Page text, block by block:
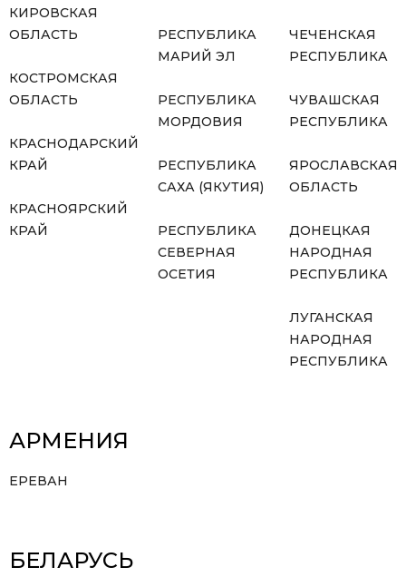
КИРОВСКАЯ
ОБЛАСТЬ
КОСТРОМСКАЯ
ОБЛАСТЬ
КРАСНОДАРСКИЙ
КРАЙ
КРАСНОЯРСКИЙ
КРАЙ
РЕСПУБЛИКА
МАРИЙ ЭЛ
РЕСПУБЛИКА
МОРДОВИЯ
РЕСПУБЛИКА
САХА (ЯКУТИЯ)
РЕСПУБЛИКА
СЕВЕРНАЯ
ОСЕТИЯ
ЧЕЧЕНСКАЯ
РЕСПУБЛИКА
ЧУВАШСКАЯ
РЕСПУБЛИКА
ЯРОСЛАВСКАЯ
ОБЛАСТЬ
ДОНЕЦКАЯ
НАРОДНАЯ
РЕСПУБЛИКА
ЛУГАНСКАЯ
НАРОДНАЯ
РЕСПУБЛИКА
АРМЕНИЯ
ЕРЕВАН
БЕЛАРУСЬ